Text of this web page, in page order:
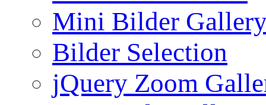
Mini Bilder
Bilder Selection
jQuery Zoom